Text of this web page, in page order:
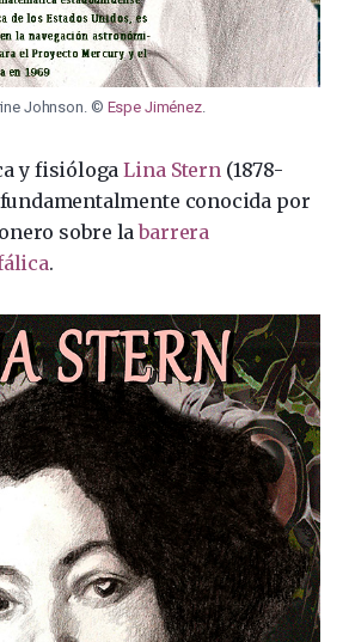
Johnson. © Espe Jiménez.
y fisiólogaLina Stern(1878-
fundamentalmente conocida por
sobre labarrera
.